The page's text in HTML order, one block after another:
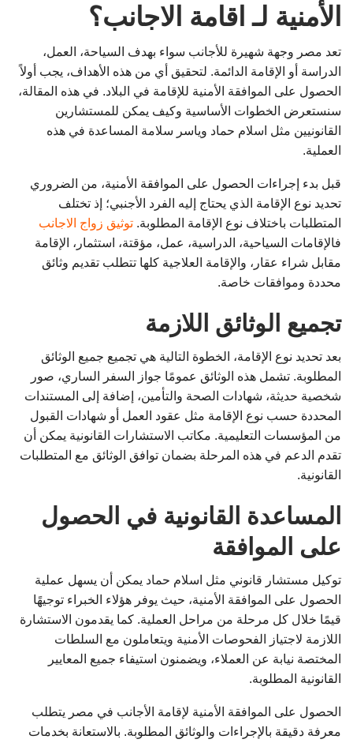
الأمنية لـ اقامة الاجانب؟
تعد مصر وجهة شهيرة للأجانب سواء بهدف السياحة، العمل،
الدراسة أو الإقامة الدائمة. لتحقيق أي من هذه الأهداف، يجب أولاً
الحصول على الموافقة الأمنية للإقامة في البلاد. في هذه المقالة،
سنستعرض الخطوات الأساسية وكيف يمكن للمستشارين
القانونيين مثل اسلام حماد وياسر سلامة المساعدة في هذه
العملية.
قبل بدء إجراءات الحصول على الموافقة الأمنية، من الضروري
تحديد نوع الإقامة الذي يحتاج إليه الفرد الأجنبي؛ إذ تختلف
المتطلبات باختلاف نوع الإقامة المطلوبة. توثيق زواج الاجانب
فالإقامات السياحية، الدراسية، عمل، مؤقتة، استثمار، الإقامة
مقابل شراء عقار، والإقامة العلاجية كلها تتطلب تقديم وثائق
محددة وموافقات خاصة.
تجميع الوثائق اللازمة
بعد تحديد نوع الإقامة، الخطوة التالية هي تجميع جميع الوثائق
المطلوبة. تشمل هذه الوثائق عمومًا جواز السفر الساري، صور
شخصية حديثة، شهادات الصحة والتأمين، إضافة إلى المستندات
المحددة حسب نوع الإقامة مثل عقود العمل أو شهادات القبول
من المؤسسات التعليمية. مكاتب الاستشارات القانونية يمكن أن
تقدم الدعم في هذه المرحلة بضمان توافق الوثائق مع المتطلبات
القانونية.
المساعدة القانونية في الحصول
على الموافقة
توكيل مستشار قانوني مثل اسلام حماد يمكن أن يسهل عملية
الحصول على الموافقة الأمنية، حيث يوفر هؤلاء الخبراء توجيهًا
قيمًا خلال كل مرحلة من مراحل العملية. كما يقدمون الاستشارة
اللازمة لاجتياز الفحوصات الأمنية ويتعاملون مع السلطات
المختصة نيابة عن العملاء، ويضمنون استيفاء جميع المعايير
القانونية المطلوبة.
الحصول على الموافقة الأمنية لإقامة الأجانب في مصر يتطلب
معرفة دقيقة بالإجراءات والوثائق المطلوبة. بالاستعانة بخدمات